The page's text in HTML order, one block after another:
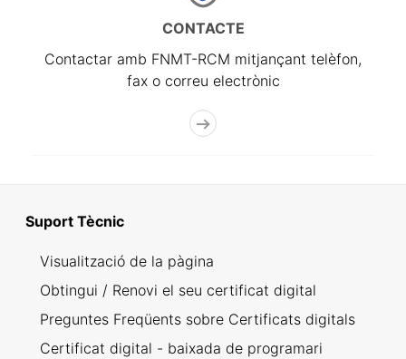
CONTACTE
Contactar amb FNMT-RCM mitjançant telèfon,
fax o correu electrònic
Suport Tècnic
Visualització de la pàgina
Obtingui / Renovi el seu certificat digital
Preguntes Freqüents sobre Certificats digitals
Certificat digital - baixada de programari